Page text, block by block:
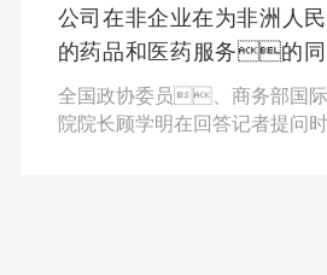
公司在非企业在为非洲人
的药品和医药服务的
担社会责任，援助当
人群
全国政协委员、商务部国
院院长顾学明在回答记者提问